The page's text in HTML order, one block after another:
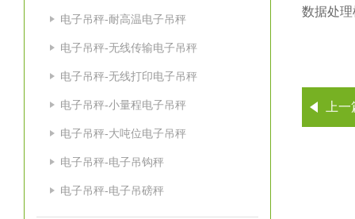
电子吊秤-耐高温电子吊秤
电子吊秤-无线传输电子吊秤
电子吊秤-无线打印电子吊秤
电子吊秤-小量程电子吊秤
电子吊秤-大吨位电子吊秤
电子吊秤-电子吊钩秤
电子吊秤-电子吊磅秤
数据处
上